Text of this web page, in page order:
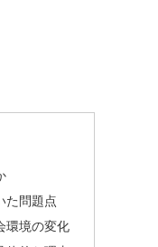
た問題点
環境の変化